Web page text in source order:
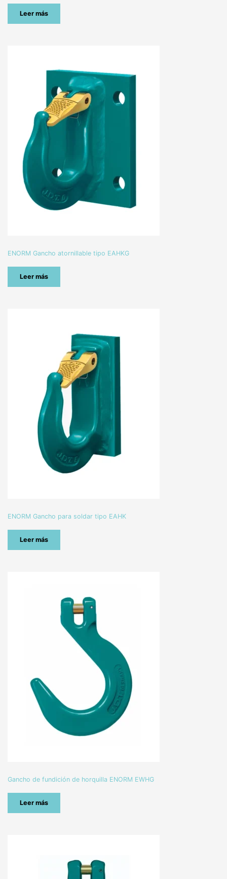
Leer más
ENORM Gancho atornillable tipo EAHKG
Leer más
ENORM Gancho para soldar tipo EAHK
Leer más
Gancho de fundición de horquilla ENORM EWHG
Leer más